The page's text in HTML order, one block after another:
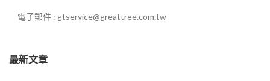
電子郵件 : gtservice@greattree.com.tw
最新文章